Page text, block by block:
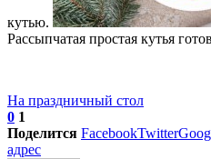
кутью.
Рассыпчатая простая кутья
На праздничный стол
0 1
Поделится FacebookTwitter
адрес